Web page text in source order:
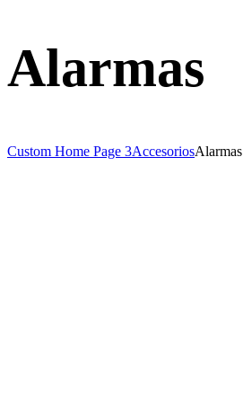
Alarmas
Custom Home Page 3AccesoriosAlarmas